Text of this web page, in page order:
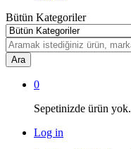
Bütün Kategoriler
Ara
0
Sepetinizde ürün yok.
Log in